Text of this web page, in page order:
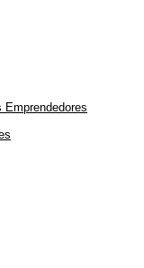
Emprendedores